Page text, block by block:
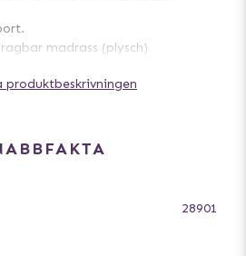
madrass (plysch)
axelrem
material med polyester
produktbeskrivningen
28901